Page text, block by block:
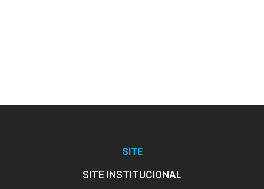
SITE
SITE INSTITUCIONAL